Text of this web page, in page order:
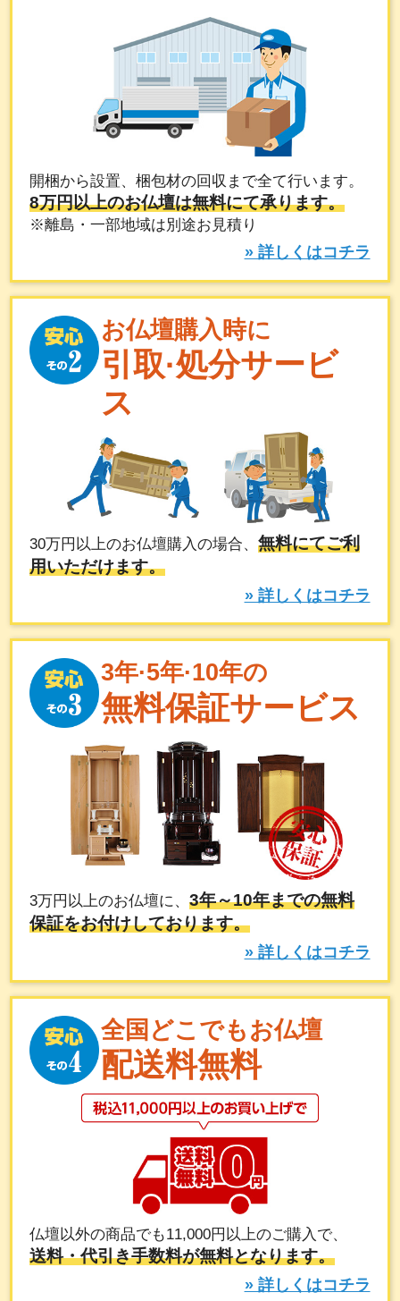
開梱から設置、梱包材の回収まで全て行います。
8万円以上のお仏壇は無料にて承ります。
※離島・一部地域は別途お見積り
» 詳しくはコチラ
お仏壇購入時に
引取·処分サービ
ス
30万円以上のお仏壇購入の場合、無料にてご利
用いただけます。
» 詳しくはコチラ
3年·5年·10年の
無料保証サービス
3万円以上のお仏壇に、3年～10年までの無料
保証をお付けしております。
» 詳しくはコチラ
全国どこでもお仏壇
配送料無料
仏壇以外の商品でも11,000円以上のご購入で、
送料・代引き手数料が無料となります。
» 詳しくはコチラ